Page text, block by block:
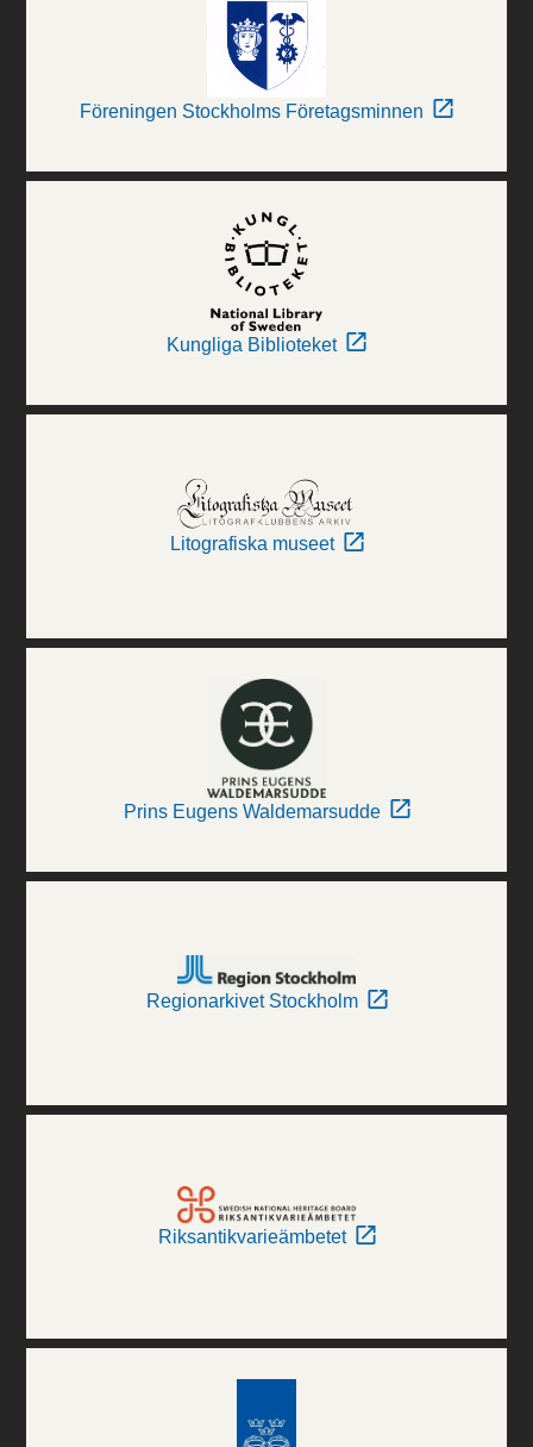
Föreningen Stockholms Företagsminnen
Kungliga Biblioteket
Litografiska museet
Prins Eugens Waldemarsudde
Regionarkivet Stockholm
Riksantikvarieämbetet